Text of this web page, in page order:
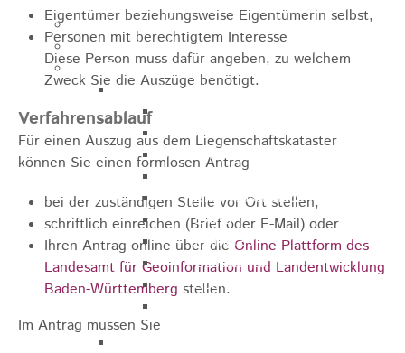
Kugelmarkt
Vereinsleben
Bike the Rock
Allgemein
Anfahrt
Unterkunft
Duschmöglichkeiten
Bike Waschplatz
EXPO
Palmares
Geschichte
Sponsoren
Eigentümer beziehungsweise Eigentümerin selbst,
Personen mit berechtigtem Interesse
Diese Person muss dafür angeben, zu welchem
Zweck Sie die Auszüge benötigt.
Verfahrensablauf
Für einen Auszug aus dem Liegenschaftskataster
können Sie einen formlosen Antrag
bei der zuständigen Stelle vor Ort stellen,
schriftlich einreichen (Brief oder E-Mail) oder
Ihren Antrag online über die Online-Plattform des
Landesamt für Geoinformation und Landentwicklung
Baden-Württemberg stellen.
Im Antrag müssen Sie